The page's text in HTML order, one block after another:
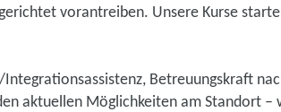
vorantreiben. Unsere Kurse
Betreuungskraft
aktuellen Möglichkeiten am Standort